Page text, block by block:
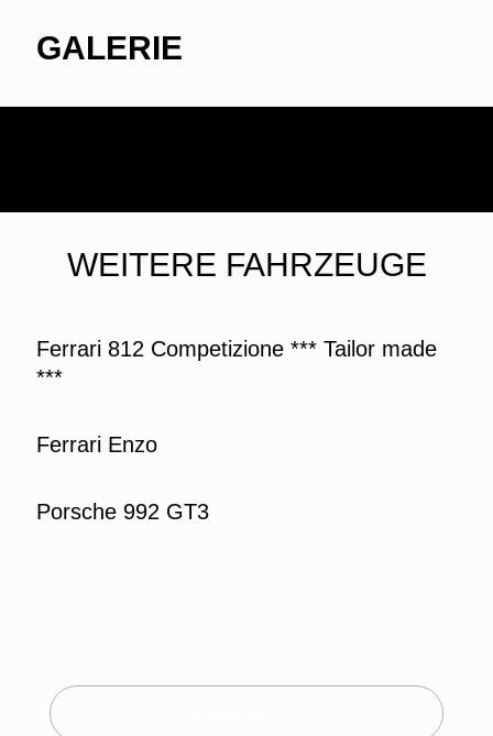
GALERIE
WEITERE FAHRZEUGE
Ferrari 812 Competizione *** Tailor made
***
Ferrari Enzo
Porsche 992 GT3